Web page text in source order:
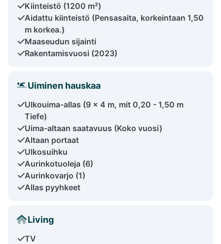
Kiinteistö (1200 m²)
Aidattu kiinteistö (Pensasaita, korkeintaan 1,50
m korkea.)
Maaseudun sijainti
Rakentamisvuosi (2023)
Uiminen hauskaa
Ulkouima-allas (9 x 4 m, mit 0,20 - 1,50 m
Tiefe)
Uima-altaan saatavuus (Koko vuosi)
Altaan portaat
Ulkosuihku
Aurinkotuoleja (6)
Aurinkovarjo (1)
Allas pyyhkeet
Living
TV